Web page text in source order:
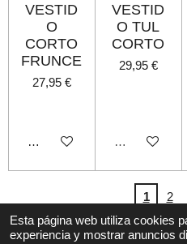
Esta página web utiliza cookies
experiencia y mostrar anuncios
VESTID
O
CORTO
FRUNCE
27,95 €
Añadir al carrito
VESTID
O TUL
CORTO
29,95 €
Agotado
1 2
L© 2022 B shop
Con la tecnología deWebador